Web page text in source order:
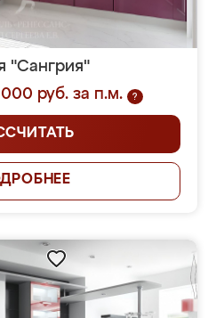
"Сангрия"
руб. за п.м.
?